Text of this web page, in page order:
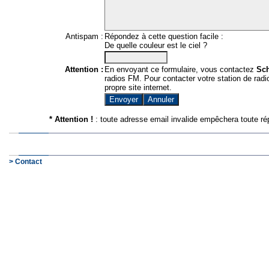
Antispam : Répondez à cette question facile :
De quelle couleur est le ciel ?
Attention : En envoyant ce formulaire, vous contactez
radios FM. Pour contacter votre station de
propre site internet.
* Attention ! : toute adresse email invalide empêchera toute
> Contact